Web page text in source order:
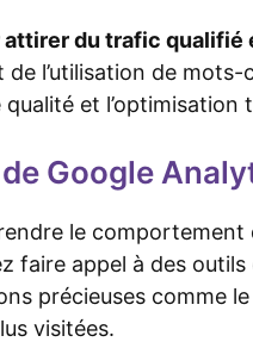
attirer du trafic qualifié
de l’utilisation de
et l’optimisation
de Google
le
faire appel à des
précieuses comme
visitées.